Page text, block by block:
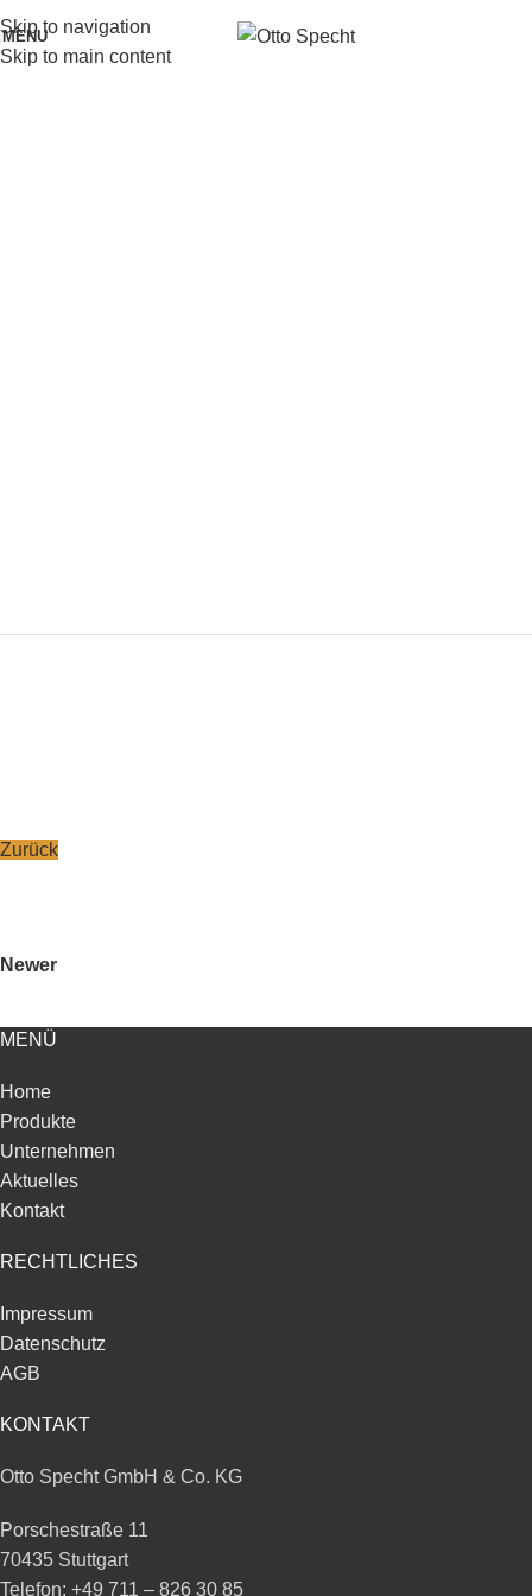
Skip to navigation
Skip to main content
MENU
Zurück
Newer
MENÜ
Home
Produkte
Unternehmen
Aktuelles
Kontakt
RECHTLICHES
Impressum
Datenschutz
AGB
KONTAKT
Otto Specht GmbH & Co. KG
Porschestraße 11
70435 Stuttgart
Telefon: +49 711 – 826 30 85